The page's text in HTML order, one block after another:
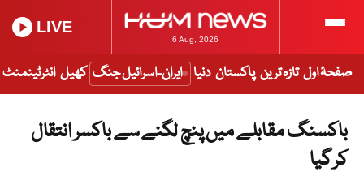
6 Aug, 2026
LIVE
صفحۂ اول تازہ ترین پاکستان دنیا ایران-اسرائیل جنگ کھیل انٹرٹینمنٹ
باکسنگ مقابلے میں پنچ لگنے سے باکسر انتقال
کر گیا